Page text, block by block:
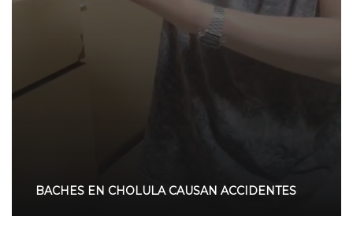
BACHES EN CHOLULA CAUSAN ACCIDENTES